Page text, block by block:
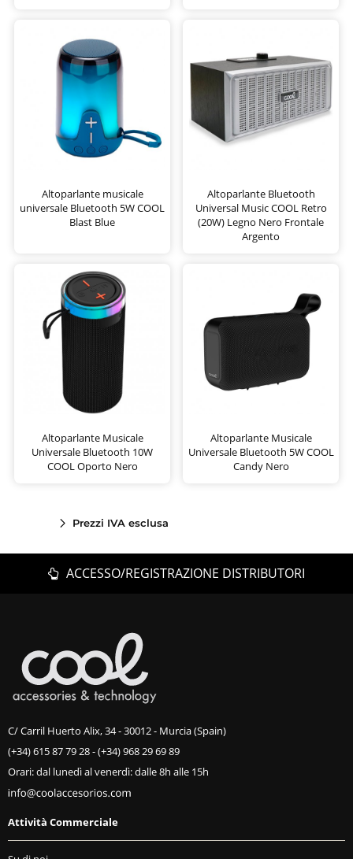
Altoparlante musicale
universale Bluetooth 5W COOL
Blast Blue
Altoparlante Bluetooth
Universal Music COOL Retro
(20W) Legno Nero Frontale
Argento
Altoparlante Musicale
Universale Bluetooth 10W
COOL Oporto Nero
Altoparlante Musicale
Universale Bluetooth 5W COOL
Candy Nero
Prezzi IVA esclusa
ACCESSO/REGISTRAZIONE DISTRIBUTORI
C/ Carril Huerto Alix, 34 - 30012 - Murcia (Spain)
(+34) 615 87 79 28-(+34) 968 29 69 89
Orari: dal lunedì al venerdì: dalle 8h alle 15h
Attività Commerciale